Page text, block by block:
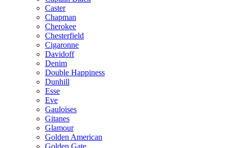
Caster
Chapman
Cherokee
Chesterfield
Cigaronne
Davidoff
Denim
Double Happiness
Dunhill
Esse
Eve
Gauloises
Gitanes
Glamour
Golden American
Golden Gate